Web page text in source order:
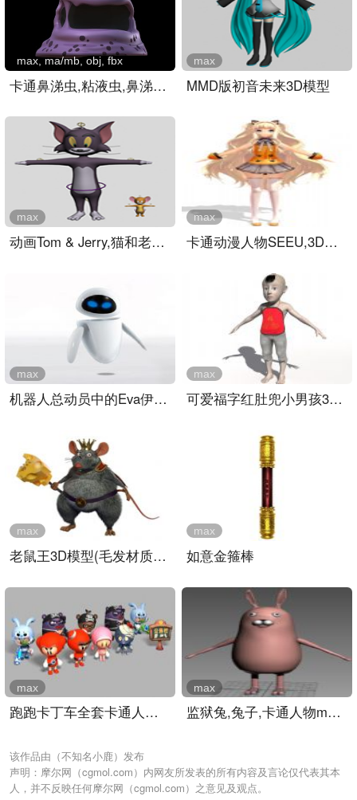
卡通鼻涕虫,粘液虫,鼻涕怪..
max, ma/mb, obj, fbx
MMD版初音未来3D模型
max
动画Tom & Jerry,猫和老鼠..
max
卡通动漫人物SEEU,3D模型设..
max
机器人总动员中的Eva伊娃3..
max
可爱福字红肚兜小男孩3D模..
max
老鼠王3D模型(毛发材质齐全..
max
如意金箍棒
max
跑跑卡丁车全套卡通人物3D..
max
监狱兔,兔子,卡通人物max模..
max
该作品由（不知名小鹿）发布
声明：摩尔网（cgmol.com）内网友所发表的所有内容及言论仅代表其本
人，并不反映任何摩尔网（cgmol.com）之意见及观点。